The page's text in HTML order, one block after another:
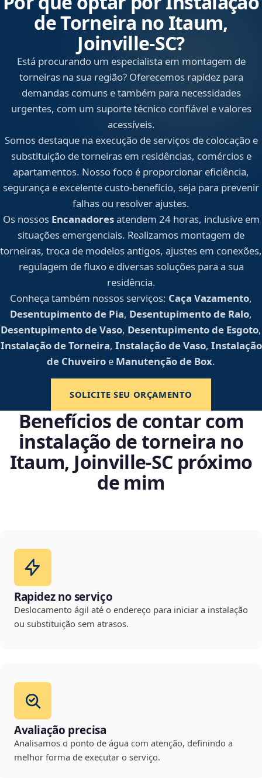
de Torneira no Itaum,
Joinville‑SC?
Está procurando um especialista em montagem de
torneiras na sua região? Oferecemos rapidez para
demandas comuns e também para necessidades
urgentes, com um suporte técnico confiável e valores
acessíveis.
Somos destaque na execução de serviços de colocação e
substituição de torneiras em residências, comércios e
apartamentos. Nosso foco é proporcionar eficiência,
segurança e excelente custo-benefício, seja para prevenir
falhas ou resolver ajustes.
Os nossos Encanadoresatendem 24 horas, inclusive em
situações emergenciais. Realizamos montagem de
torneiras, troca de modelos antigos, ajustes em conexões,
regulagem de fluxo e diversas soluções para a sua
residência.
Conheça também nossos serviços: Caça Vazamento,
Desentupimento de Pia, Desentupimento de Ralo,
Desentupimento de Vaso, Desentupimento de Esgoto,
Instalação de Torneira, Instalação de Vaso, Instalação
de Chuveiro e Manutenção de Box.
SOLICITE SEU ORÇAMENTO
Benefícios de contar com
instalação de torneira no
Itaum, Joinville‑SC próximo
de mim
Rapidez no serviço
Deslocamento ágil até o endereço para iniciar a instalação
ou substituição sem atrasos.
Avaliação precisa
Analisamos o ponto de água com atenção, definindo a
melhor forma de executar o serviço.